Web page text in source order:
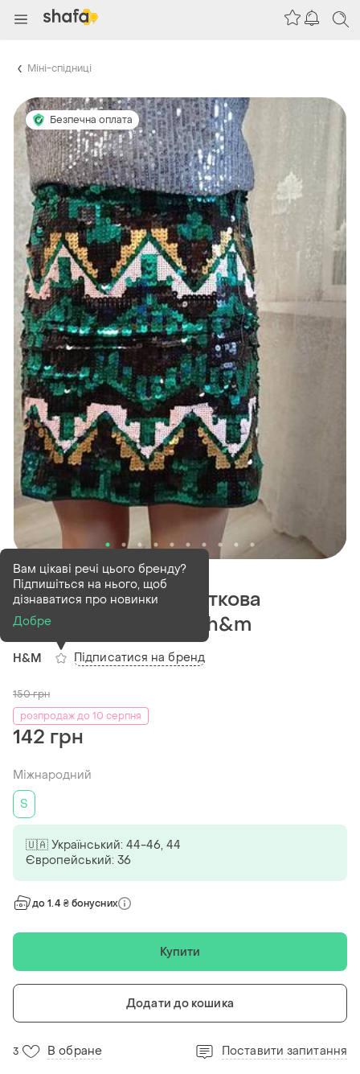
Міні-спідниці
Безпечна оплата
В наявності1 шт
Жіноча яскрава, святкова
спідниця в пайєтки h&m
H&M
Вам цікаві речі цього бренду?
Підпишіться на нього, щоб
дізнаватися про новинки
Добре
Підписатися на бренд
150грн
розпродаж до 10 серпня
142 грн
Міжнародний
S
🇺🇦 Український: 44-46, 44
Європейський: 36
до 1.4 ₴ бонусних
Купити
Додати до кошика
3 В обране Поставити запитання